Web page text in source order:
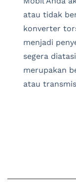
atau tidak
konverter
menjadi
segera
merupakan
atau